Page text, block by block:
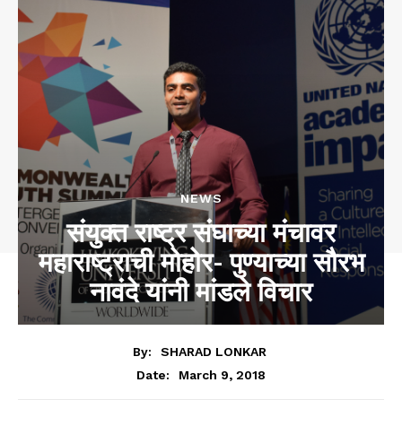
NEWS
संयुक्त राष्ट्र संघाच्या मंचावर
महाराष्ट्राची मोहोर- पुण्याच्या सौरभ
नावंदे यांनी मांडले विचार
By:
SHARAD LONKAR
Date:
March 9, 2018